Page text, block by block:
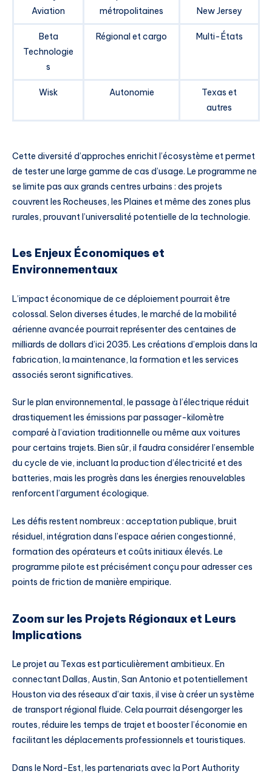
Aviation
métropolitaines
New Jersey
Beta
Technologie
s
Régional et cargo Multi-États
Wisk Autonomie
Texas et
autres
Cette diversité d’approches enrichit l’écosystème et permet
de tester une large gamme de cas d’usage. Le programme ne
se limite pas aux grands centres urbains : des projets
couvrent les Rocheuses, les Plaines et même des zones plus
rurales, prouvant l’universalité potentielle de la technologie.
Les Enjeux Économiques et
Environnementaux
L’impact économique de ce déploiement pourrait être
colossal. Selon diverses études, le marché de la mobilité
aérienne avancée pourrait représenter des centaines de
milliards de dollars d’ici 2035. Les créations d’emplois dans la
fabrication, la maintenance, la formation et les services
associés seront significatives.
Sur le plan environnemental, le passage à l’électrique réduit
drastiquement les émissions par passager-kilomètre
comparé à l’aviation traditionnelle ou même aux voitures
pour certains trajets. Bien sûr, il faudra considérer l’ensemble
du cycle de vie, incluant la production d’électricité et des
batteries, mais les progrès dans les énergies renouvelables
renforcent l’argument écologique.
Les défis restent nombreux : acceptation publique, bruit
résiduel, intégration dans l’espace aérien congestionné,
formation des opérateurs et coûts initiaux élevés. Le
programme pilote est précisément conçu pour adresser ces
points de friction de manière empirique.
Zoom sur les Projets Régionaux et Leurs
Implications
Le projet au Texas est particulièrement ambitieux. En
connectant Dallas, Austin, San Antonio et potentiellement
Houston via des réseaux d’air taxis, il vise à créer un système
de transport régional fluide. Cela pourrait désengorger les
routes, réduire les temps de trajet et booster l’économie en
facilitant les déplacements professionnels et touristiques.
Dans le Nord-Est, les partenariats avec la Port Authority